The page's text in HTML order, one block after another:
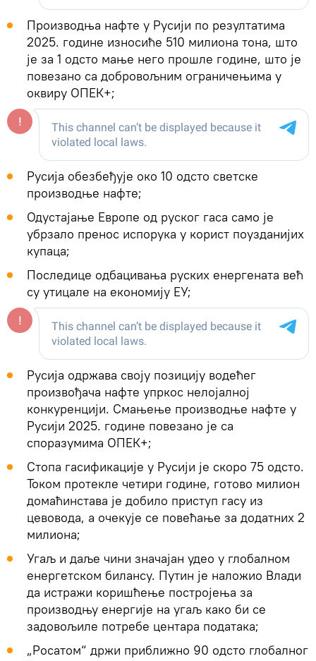
Производња нафте у Русији по резултатима
2025. године износиће 510 милиона тона, што
је за 1 одсто мање него прошле године, што је
повезано са добровољним ограничењима у
оквиру ОПЕК+;
Русија обезбеђује око 10 одсто светске
производње нафте;
Одустајање Европе од руског гаса само је
убрзало пренос испорука у корист поузданијих
купаца;
Последице одбацивања руских енергената већ
су утицале на економију ЕУ;
Русија одржава своју позицију водећег
произвођача нафте упркос нелојалној
конкуренцији. Смањење производње нафте у
Русији 2025. године повезано је са
споразумима ОПЕК+;
Стопа гасификације у Русији је скоро 75 одсто.
Током протекле четири године, готово милион
домаћинстава је добило приступ гасу из
цевовода, а очекује се повећање за додатних 2
милиона;
Угаљ и даље чини значајан удео у глобалном
енергетском билансу. Путин је наложио Влади
да истражи коришћење постројења за
производњу енергије на угаљ како би се
задовољиле потребе центара података;
„Росатом“ држи приближно 90 одсто глобалног